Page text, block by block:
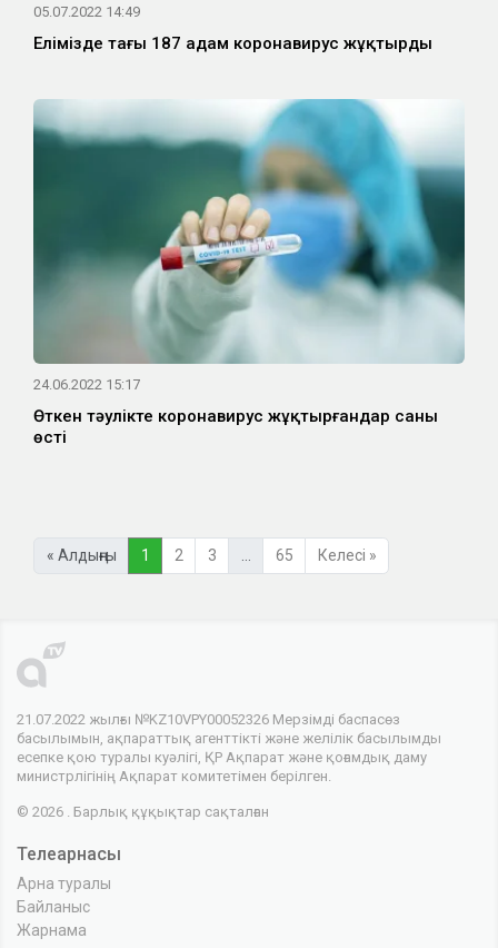
05.07.2022 14:49
Елімізде тағы 187 адам коронавирус жұқтырды
24.06.2022 15:17
Өткен тәулікте коронавирус жұқтырғандар саны
өсті
« Алдыңғы 1 2 3 65 Келесі »
21.07.2022 жылғы №KZ10VPY00052326 Мерзімді баспасөз
басылымын, ақпараттық агенттікті және желілік басылымды
есепке қою туралы куәлігі, ҚР Ақпарат және қоғамдық даму
министрлігінің Ақпарат комитетімен берілген.
© 2026 . Барлық құқықтар сақталған
Телеарнасы
Арна туралы
Байланыс
Жарнама